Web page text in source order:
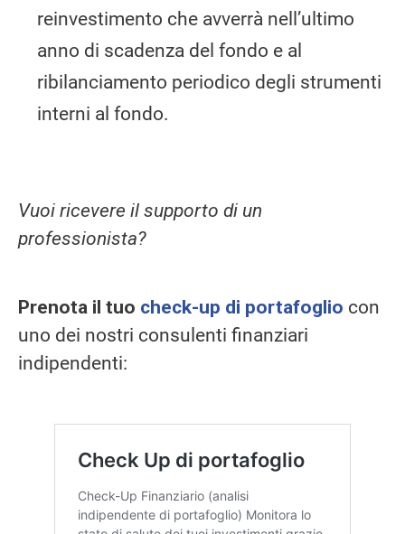
reinvestimento che avverrà nell’ultimo
anno di scadenza del fondo e al
ribilanciamento periodico degli strumenti
interni al fondo.
Vuoi ricevere il supporto di un
professionista?
Prenota il tuo check-up di portafoglio con
uno dei nostri consulenti finanziari
indipendenti: